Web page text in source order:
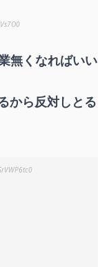
無くなればいい
から反対しとる